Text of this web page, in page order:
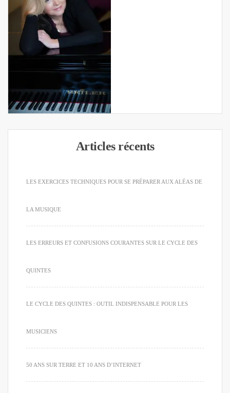
Articles récents
LES EXERCICES TECHNIQUES POUR SE PRÉPARER AUX ALÉAS DE
LA MUSIQUE
LES ERREURS ET CONFUSIONS COURANTES SUR LE CYCLE DES
QUINTES
LE CYCLE DES QUINTES : OUTIL INDISPENSABLE POUR LES
MUSICIENS
50 ANS SUR TERRE ET 10 ANS D’INTERNET